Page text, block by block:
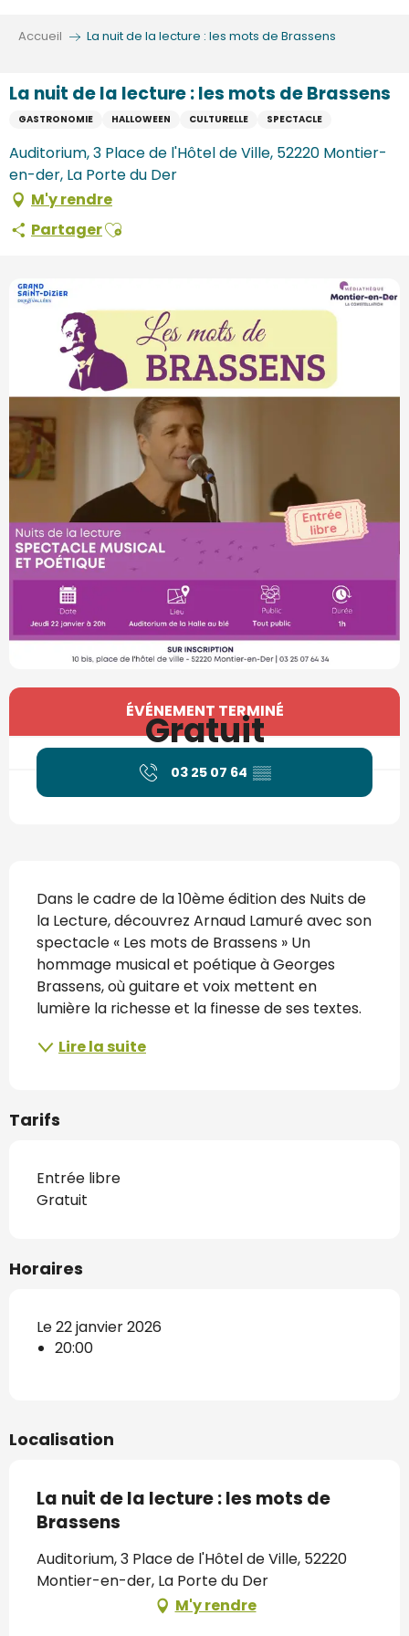
Accueil La nuit de la lecture : les mots de Brassens
La nuit de la lecture : les mots de Brassens
GASTRONOMIE HALLOWEEN CULTURELLE SPECTACLE
Auditorium, 3 Place de l'Hôtel de Ville, 52220 Montier-
en-der, La Porte du Der
M'y rendre
PartagerAjouter aux favoris
Ouverture et coordonnées
ÉVÉNEMENT TERMINÉ
Gratuit
03 25 07 64 ▒▒
Dans le cadre de la 10ème édition des Nuits de
la Lecture, découvrez Arnaud Lamuré avec son
spectacle « Les mots de Brassens » Un
hommage musical et poétique à Georges
Brassens, où guitare et voix mettent en
lumière la richesse et la finesse de ses textes.
Lire la suite
Tarifs
Entrée libre
Gratuit
Horaires
Le 22 janvier 2026
20:00
Localisation
La nuit de la lecture : les mots de
Brassens
Auditorium, 3 Place de l'Hôtel de Ville, 52220
Montier-en-der, La Porte du Der
M'y rendre